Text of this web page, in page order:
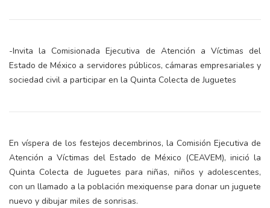
-Invita la Comisionada Ejecutiva de Atención a Víctimas del
Estado de México a servidores públicos, cámaras empresariales y
sociedad civil a participar en la Quinta Colecta de Juguetes
En víspera de los festejos decembrinos, la Comisión Ejecutiva de
Atención a Víctimas del Estado de México (CEAVEM), inició la
Quinta Colecta de Juguetes para niñas, niños y adolescentes,
con un llamado a la población mexiquense para donar un juguete
nuevo y dibujar miles de sonrisas.